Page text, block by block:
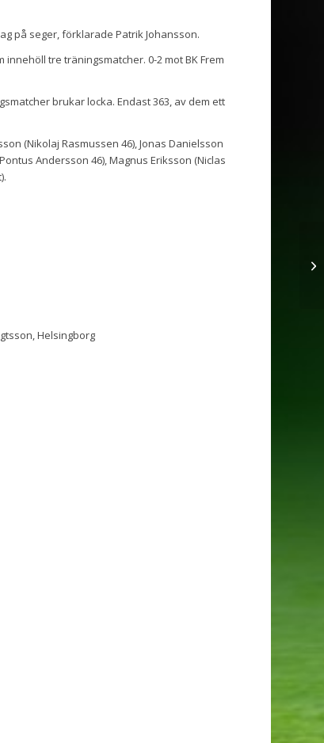
på seger, förklarade Patrik Johansson.
tre träningsmatcher. 0-2 mot BK Frem
brukar locka. Endast 363, av dem ett
(Nikolaj Rasmussen 46), Jonas Danielsson
Andersson 46), Magnus Eriksson (Niclas
Helsingborg